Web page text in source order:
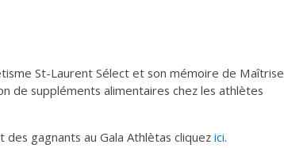
St-Laurent Sélect et son mémoire de Maîtrise
de suppléments alimentaires chez les athlètes
gagnants au Gala Athlètas cliquez ici.